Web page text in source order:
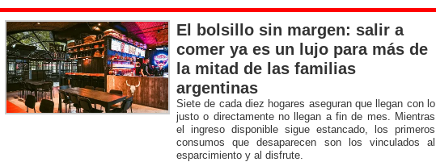
El bolsillo sin margen: salir a
comer ya es un lujo para más de
la mitad de las familias
argentinas
Siete de cada diez hogares aseguran que llegan con lo
justo o directamente no llegan a fin de mes. Mientras
el ingreso disponible sigue estancado, los primeros
consumos que desaparecen son los vinculados al
esparcimiento y al disfrute.